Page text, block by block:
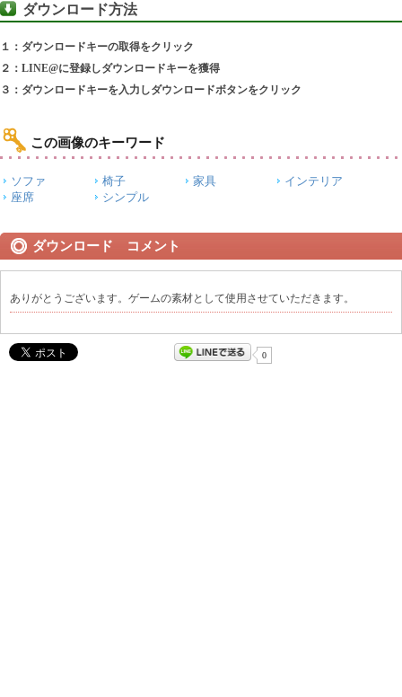
ダウンロード方法
１：ダウンロードキーの取得をクリック
２：LINE@に登録しダウンロードキーを獲得
３：ダウンロードキーを入力しダウンロードボタンをクリック
この画像のキーワード
ソファ 椅子 家具
インテリア
座席
シンプル
ダウンロード コメント
ありがとうございます。ゲームの素材として使用させていただきます。
0